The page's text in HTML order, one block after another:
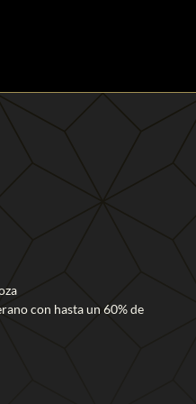
con hasta un 60% de